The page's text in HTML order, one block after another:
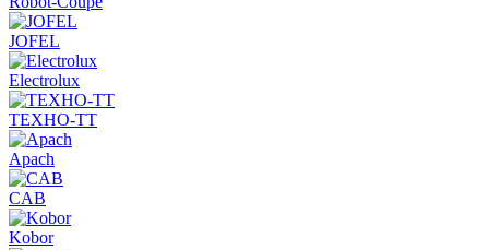
JOFEL
Electrolux
ТЕХНО-ТТ
Apach
CAB
Kobor